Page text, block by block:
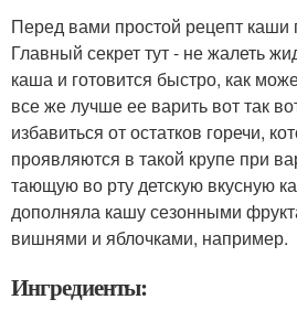
Перед вами простой рецепт каши
Главный секрет тут - не жалеть
каша и готовится быстро, как
все же лучше ее варить вот так
избавиться от остатков горечи,
проявляются в такой крупе при
тающую во рту детскую вкусную
дополняла кашу сезонными
вишнями и яблочками, например.
Ингредиенты: